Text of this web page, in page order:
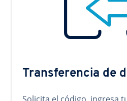
Transferencia de